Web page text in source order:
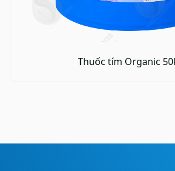
Thuốc tím Organic